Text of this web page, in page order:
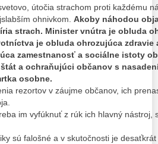
útočia strachom proti každému
ohnivkom. Akoby náhodou
strach. Minister vnútra je obluda
je obluda ohrozujúca zdravie
zamestnanosť a sociálne istoty
a ochraňujúci občanov s
osobne.
rezortov v záujme občanov, ich
im vyfúknuť z rúk ich hlavný nástroj,
sú falošné a v skutočnosti je